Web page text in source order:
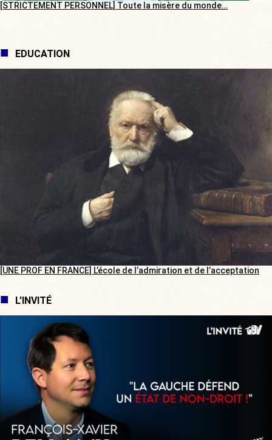
[STRICTEMENT PERSONNEL] Toute la misère du monde…
EDUCATION
[UNE PROF EN FRANCE] L’école de l’admiration et de l’acceptation
L'INVITÉ